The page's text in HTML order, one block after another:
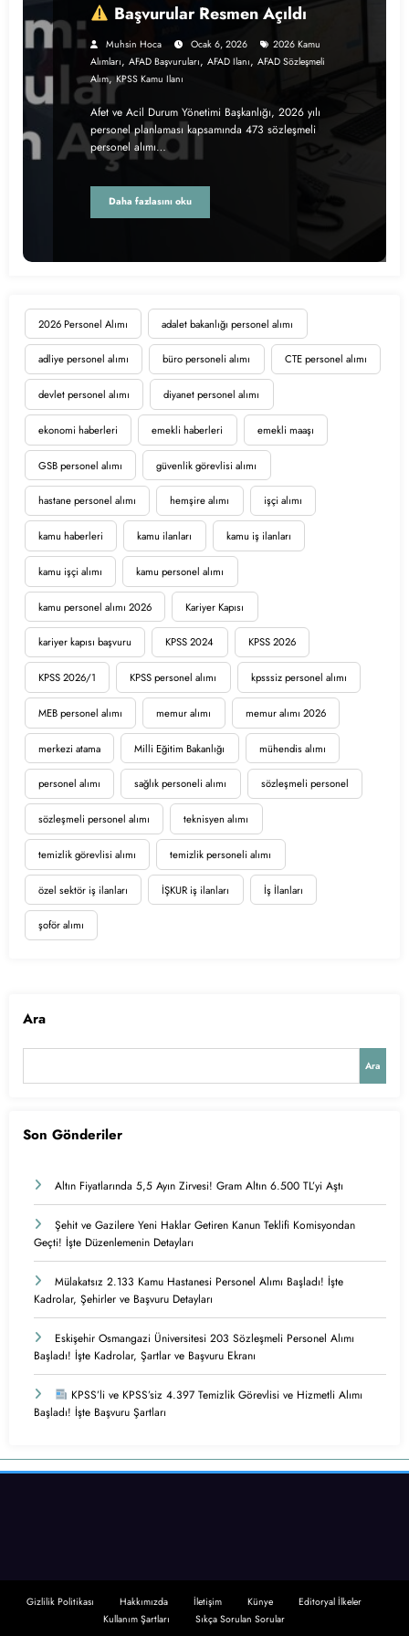
2026 Personel Alımı adalet bakanlığı personel alımı
adliye personel alımı büro personeli alımı CTE personel alımı
devlet personel alımı diyanet personel alımı
ekonomi haberleri emekli haberleri emekli maaşı
GSB personel alımı güvenlik görevlisi alımı
hastane personel alımı hemşire alımı işçi alımı
kamu haberleri kamu ilanları kamu iş ilanları
kamu işçi alımı kamu personel alımı
kamu personel alımı 2026 Kariyer Kapısı
kariyer kapısı başvuru KPSS 2024 KPSS 2026
KPSS 2026/1 KPSS personel alımı kpsssiz personel alımı
MEB personel alımı memur alımı memur alımı 2026
merkezi atama Milli Eğitim Bakanlığı mühendis alımı
personel alımı sağlık personeli alımı sözleşmeli personel
sözleşmeli personel alımı teknisyen alımı
temizlik görevlisi alımı temizlik personeli alımı
özel sektör iş ilanları İŞKUR iş ilanları İş İlanları
şoför alımı
Başvurular Resmen Açıldı
Muhsin Hoca Ocak 6, 2026
2026 Kamu
Alımları, AFAD Başvuruları, AFAD Ilanı, AFAD Sözleşmeli
Alım,KPSS Kamu Ilanı
Afet ve Acil Durum Yönetimi Başkanlığı, 2026 yılı
personel planlaması kapsamında 473 sözleşmeli
personel alımı…
Daha fazlasını oku
Ara
Ara
Son Gönderiler
Altın Fiyatlarında 5,5 Ayın Zirvesi! Gram Altın 6.500 TL’yi Aştı
Şehit ve Gazilere Yeni Haklar Getiren Kanun Teklifi Komisyondan
Geçti! İşte Düzenlemenin Detayları
Mülakatsız 2.133 Kamu Hastanesi Personel Alımı Başladı! İşte
Kadrolar, Şehirler ve Başvuru Detayları
Eskişehir Osmangazi Üniversitesi 203 Sözleşmeli Personel Alımı
Başladı! İşte Kadrolar, Şartlar ve Başvuru Ekranı
KPSS’li ve KPSS’siz 4.397 Temizlik Görevlisi ve Hizmetli Alımı
Başladı! İşte Başvuru Şartları
Gizlilik Politikası Hakkımızda İletişim Künye
Editoryal İlkeler
Kullanım Şartları
Sıkça Sorulan Sorular